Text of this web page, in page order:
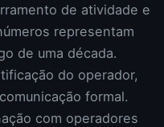
de atividade e
representam
de uma década.
do operador,
formal.
com operadores